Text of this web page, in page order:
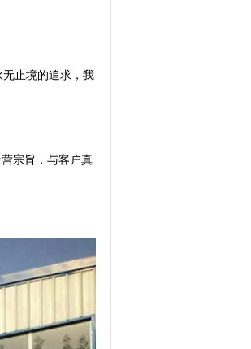
止境的追求，我
宗旨，与客户真